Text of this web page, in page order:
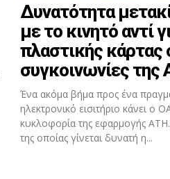
Δυνατότητα
με το κινητό αντί
πλαστικής κάρτας
συγκοινωνίες της
Ένα ακόμα βήμα προς ένα
ηλεκτρονικό εισιτήριο κάνει ο
κυκλοφορία της εφαρμογής
της οποίας γίνεται δυνατή η...